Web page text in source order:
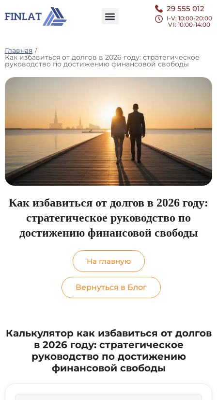
29 555 012
I-V: 10:00-20:00
VI: 10:00-14:00
Главная /
Как избавиться от долгов в 2026 году: стратегическое
руководство по достижению финансовой свободы
Как избавиться от долгов в 2026 году:
стратегическое руководство по
достижению финансовой свободы
На главную
Вернуться в Блог
Калькулятор как избавиться от долгов
в 2026 году: стратегическое
руководство по достижению
финансовой свободы